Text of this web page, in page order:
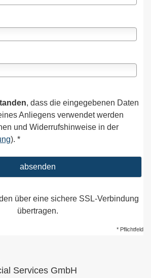
, dass die eingegebenen Daten
Anliegens verwendet werden
und Widerrufshinweise in der
). *
absenden
über eine sichere SSL-Verbindung
übertragen.
* Pflichtfeld
Services GmbH